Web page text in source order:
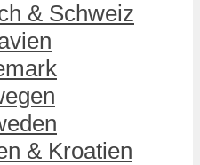
& Schweiz
& Kroatien